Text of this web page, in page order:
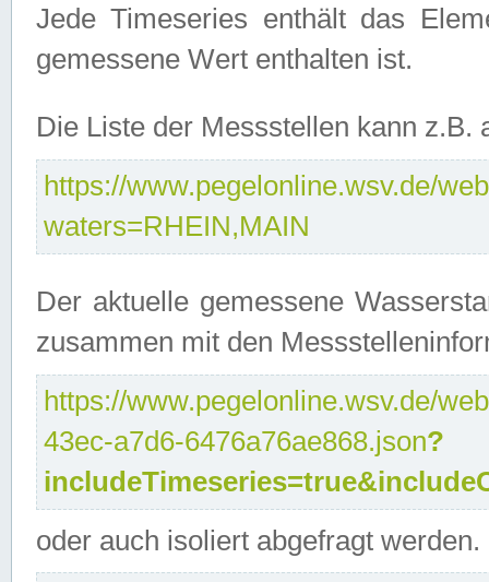
Jede Timeseries enthält das
gemessene Wert enthalten ist.
Die Liste der Messstellen kann
https://www.pegelonline.wsv.de/
waters=RHEIN,MAIN
Der aktuelle gemessene
zusammen mit den
https://www.pegelonline.wsv.de/
43ec-a7d6-6476a76ae868.json?
oder auch isoliert abgefragt werden.